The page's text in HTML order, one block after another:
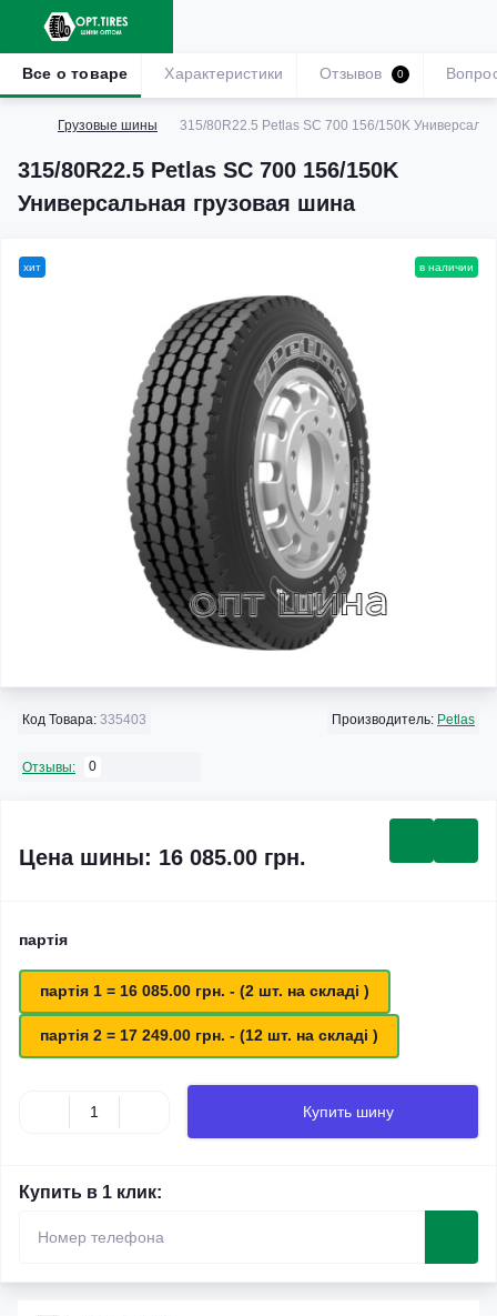
Грузовые шины 315/80R22.5 Petlas SC 700 156/150K
315/80R22.5 Petlas SC 700 156/150K
Универсальная грузовая шина
Все о товаре Характеристики Отзывов 0
хит в наличии
Код Товара: 335403 Производитель: Petlas
Отзывы: 0
Цена шины: 16 085.00 грн.
партія
партія 1 = 16 085.00 грн. - (2 шт. на складі )
партія 2 = 17 249.00 грн. - (12 шт. на складі )
Купить шину
Купить в 1 клик: